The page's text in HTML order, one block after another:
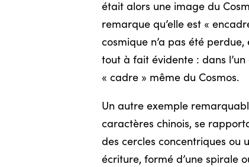
était alors une image du
remarque qu’elle est «
cosmique n’a pas été
tout à fait évidente : dans l’un
« cadre » même du Cosmos.
Un autre exemple
caractères chinois, se
des cercles concentriques ou
écriture, formé d’une spirale